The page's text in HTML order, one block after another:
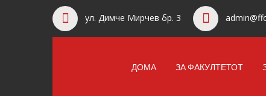
ул. Димче Мирчев бр. 3
ДОМА ЗА ФАКУЛТЕТОТ